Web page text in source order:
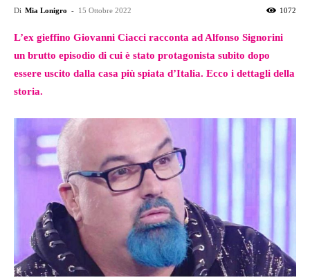
Di Mia Lonigro - 15 Ottobre 2022 1072
L’ex gieffino Giovanni Ciacci racconta ad Alfonso Signorini
un brutto episodio di cui è stato protagonista subito dopo
essere uscito dalla casa più spiata d’Italia. Ecco i dettagli della
storia.